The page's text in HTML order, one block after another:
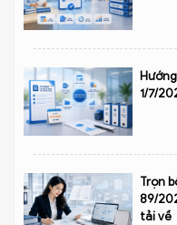
1/7/
Trọn
89/
tải về